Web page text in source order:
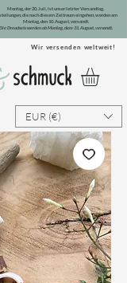
versenden weltweit!
Montag, der 20. Juli, ist unser letzter Versandtag.
die nach diesem Zeitraum eingehen, werden am
Montag, den 10. August, versandt.
Die Dreadsets werden ab Montag, dem 31. August, versandt.
EUR (€)